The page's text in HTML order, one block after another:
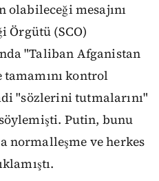
mesajını
Örgütü (SCO)
"Taliban Afganistan
tamamını kontrol
"sözlerini tutmalarını"
Putin, bunu
normalleşme ve herkes